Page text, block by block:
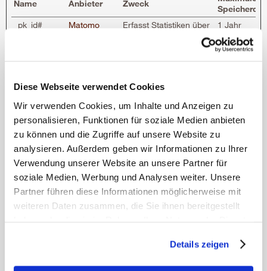
Diese Webseite verwendet Cookies
Wir verwenden Cookies, um Inhalte und Anzeigen zu
personalisieren, Funktionen für soziale Medien anbieten
zu können und die Zugriffe auf unsere Website zu
analysieren. Außerdem geben wir Informationen zu Ihrer
Verwendung unserer Website an unsere Partner für
soziale Medien, Werbung und Analysen weiter. Unsere
Partner führen diese Informationen möglicherweise mit
weiteren Daten zusammen, die Sie ihnen bereitgestellt
Details zeigen
Name Anbieter Zweck
_pk_id#
Matomo
Erfasst Statistiken über
Verweildauer auf der
Seiten gelesen wurden.
1 Jahr
_pk_ref# Matomo
Analytics Platform
genutzt, um die
Referring-Webseite zu
der Besucher
gekommen ist.
_pk_ses# Matomo
Wird von Piwik
Seitenabrufe des
Besuchers während
1 Tag